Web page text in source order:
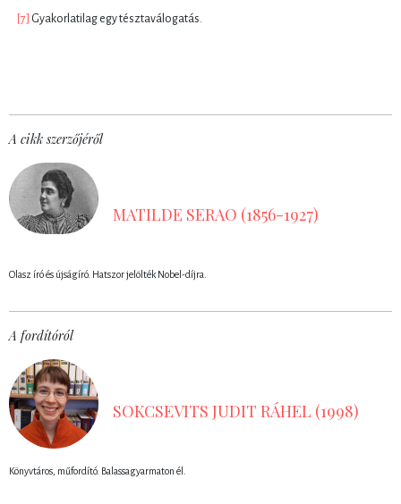
[7] Gyakorlatilag egy tésztaválogatás.
A cikk szerzőjéről
MATILDE SERAO (1856-1927)
Olasz író és újságíró. Hatszor jelölték Nobel-díjra.
A fordítóról
SOKCSEVITS JUDIT RÁHEL (1998)
Könyvtáros, műfordító. Balassagyarmaton él.